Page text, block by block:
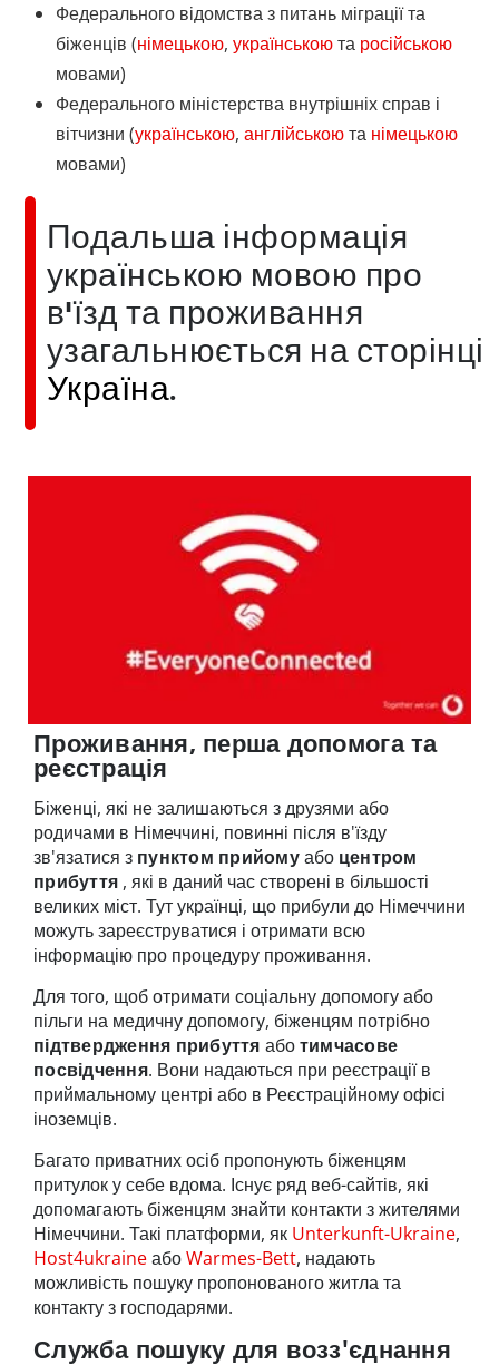
Федерального відомства з питань міграції та
біженців (німецькою, українськоюта російською
мовами)
Федерального міністерства внутрішніх справ і
вітчизни (українською, англійськоюта німецькою
мовами)
Подальша інформація
українською мовою про
в'їзд та проживання
узагальнюється на сторінці
Україна.
Проживання, перша допомога та
реєстрація
Біженці, які не залишаються з друзями або
родичами в Німеччині, повинні після в'їзду
зв'язатися з пунктом прийомуабо центром
прибуття , які в даний час створені в більшості
великих міст. Тут українці, що прибули до Німеччини
можуть зареєструватися і отримати всю
інформацію про процедуру проживання.
Для того, щоб отримати соціальну допомогу або
пільги на медичну допомогу, біженцям потрібно
підтвердження прибуття аботимчасове
посвідчення. Вони надаються при реєстрації в
приймальному центрі або в Реєстраційному офісі
іноземців.
Багато приватних осіб пропонують біженцям
притулок у себе вдома. Існує ряд веб-сайтів, які
допомагають біженцям знайти контакти з жителями
Німеччини. Такі платформи, як Unterkunft-Ukraine,
Host4ukraineабоWarmes-Bett, надають
можливість пошуку пропонованого житла та
контакту з господарями.
Служба пошуку для возз'єднання